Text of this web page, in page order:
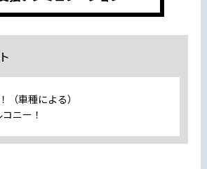
車種による）
ニー！